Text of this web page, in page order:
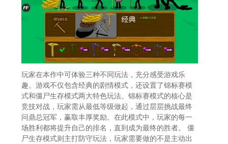
玩家在本作中可体验三种不同玩法，充分感受游戏乐
趣。游戏不仅包含经典的剧情模式，还设置了锦标赛模
式和僵尸生存模式两大特色玩法。锦标赛模式的核心是
竞技对战，玩家需从最低等级做起，通过层层挑战最终
问鼎总冠军，赢取丰厚奖励。在此模式中，玩家的每一
场胜利都将提升自己的排名，直到成为最终的胜者。 僵
尸生存模式则主打防守玩法，玩家需要做的不是主动出